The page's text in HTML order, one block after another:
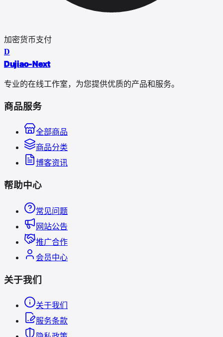
加密货币支付
D
Dujiao-Next
专业的在线工作室，为您提供优质的产品和服务。
商品服务
全部商品
商品分类
博客资讯
帮助中心
常见问题
网站公告
推广合作
会员中心
关于我们
关于我们
服务条款